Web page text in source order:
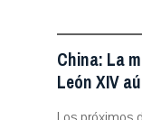
China: La
León XIV